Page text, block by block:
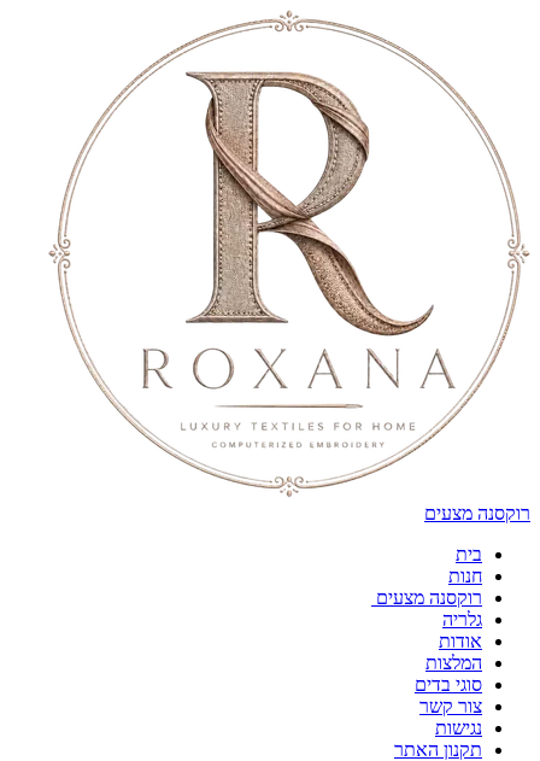
רוקסנה מצעים
בית
חנות
רוקסנה מצעים
גלריה
אודות
המלצות
סוגי בדים
צור קשר
נגישות
תקנון האתר